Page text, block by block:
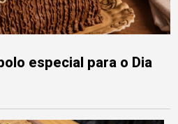
especial para o Dia